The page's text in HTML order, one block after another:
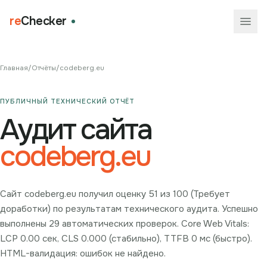
reChecker
Главная/Отчёты/codeberg.eu
ПУБЛИЧНЫЙ ТЕХНИЧЕСКИЙ ОТЧЁТ
Аудит сайта
codeberg.eu
Сайт codeberg.eu получил оценку 51 из 100 (Требует
доработки) по результатам технического аудита. Успешно
выполнены 29 автоматических проверок. Core Web Vitals:
LCP 0.00 сек, CLS 0.000 (стабильно), TTFB 0 мс (быстро).
HTML-валидация: ошибок не найдено.